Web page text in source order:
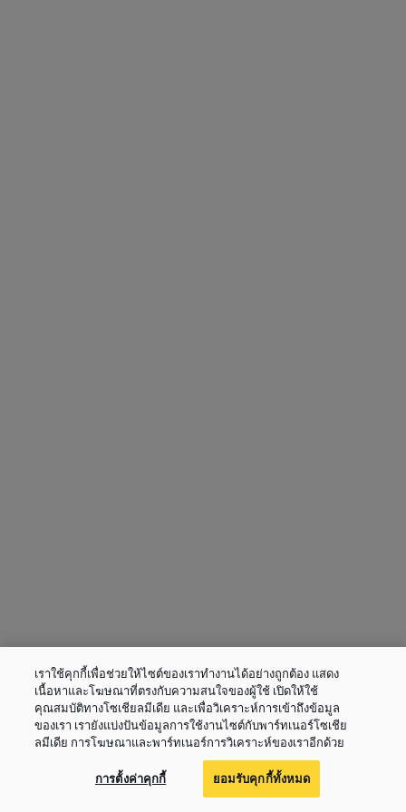
เราใช้คุกกี้เพื่อช่วยให้ไซต์ของเราทำงานได้อย่างถูกต้อง แสดง
เนื้อหาและโฆษณาที่ตรงกับความสนใจของผู้ใช้ เปิดให้ใช้
คุณสมบัติทางโซเชียลมีเดีย และเพื่อวิเคราะห์การเข้าถึงข้อมูล
ของเรา เรายังแบ่งปันข้อมูลการใช้งานไซต์กับพาร์ทเนอร์โซเชีย
ลมีเดีย การโฆษณาและพาร์ทเนอร์การวิเคราะห์ของเราอีกด้วย
การตั้งค่าคุกกี้ ยอมรับคุกกี้ทั้งหมด